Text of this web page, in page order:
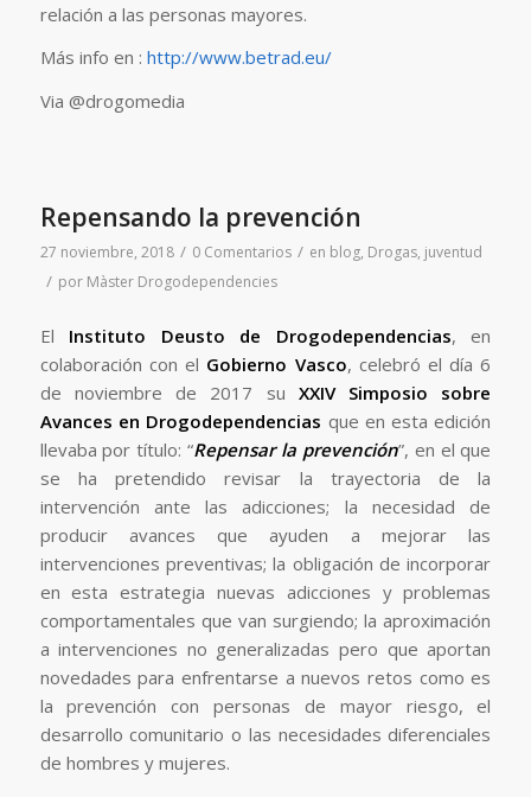
relación a las personas mayores.
Más info en : http://www.betrad.eu/
Via @drogomedia
Repensando la prevención
27 noviembre, 2018 / 0 Comentarios / en blog, Drogas, juventud
/ por Màster Drogodependencies
El Instituto Deusto de Drogodependencias, en
colaboración con el Gobierno Vasco, celebró el día 6
de noviembre de 2017 su XXIV Simposio sobre
Avances en Drogodependencias que en esta edición
llevaba por título: “Repensar la prevención”, en el que
se ha pretendido revisar la trayectoria de la
intervención ante las adicciones; la necesidad de
producir avances que ayuden a mejorar las
intervenciones preventivas; la obligación de incorporar
en esta estrategia nuevas adicciones y problemas
comportamentales que van surgiendo; la aproximación
a intervenciones no generalizadas pero que aportan
novedades para enfrentarse a nuevos retos como es
la prevención con personas de mayor riesgo, el
desarrollo comunitario o las necesidades diferenciales
de hombres y mujeres.